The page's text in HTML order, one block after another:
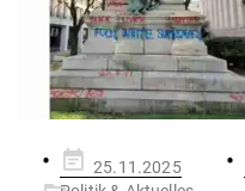
Gepostet
am
25.11.2025